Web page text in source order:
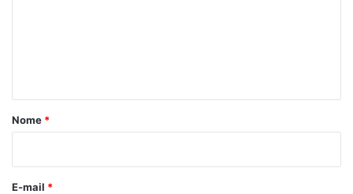
rNome *
E-mail *